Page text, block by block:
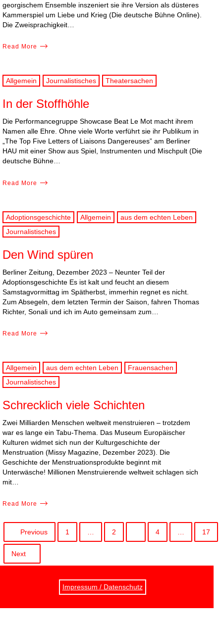
georgischem Ensemble inszeniert sie ihre Version als düsteres
Kammerspiel um Liebe und Krieg (Die deutsche Bühne Online).
Die Zweisprachigkeit…
Read More
Allgemein Journalistisches Theatersachen
In der Stoffhöhle
Die Performancegruppe Showcase Beat Le Mot macht ihrem
Namen alle Ehre. Ohne viele Worte verführt sie ihr Publikum in
„The Top Five Letters of Liaisons Dangereuses” am Berliner
HAU mit einer Show aus Spiel, Instrumenten und Mischpult (Die
deutsche Bühne…
Read More
Adoptionsgeschichte Allgemein
aus dem echten Leben
Journalistisches
Den Wind spüren
Berliner Zeitung, Dezember 2023 – Neunter Teil der
Adoptionsgeschichte Es ist kalt und feucht an diesem
Samstagvormittag im Spätherbst, immerhin regnet es nicht.
Zum Absegeln, dem letzten Termin der Saison, fahren Thomas
Richter, Sonali und ich im Auto gemeinsam zum…
Read More
Allgemein aus dem echten Leben
Frauensachen
Journalistisches
Schrecklich viele Schichten
Zwei Milliarden Menschen weltweit menstruieren – trotzdem
war es lange ein Tabu-Thema. Das Museum Europäischer
Kulturen widmet sich nun der Kulturgeschichte der
Menstruation (Missy Magazine, Dezember 2023). Die
Geschichte der Menstruationsprodukte beginnt mit
Unterwäsche! Millionen Menstruierende weltweit schlagen sich
mit…
Read More
Previous 1 … 2 4 … 17
Next
Impressum / Datenschutz